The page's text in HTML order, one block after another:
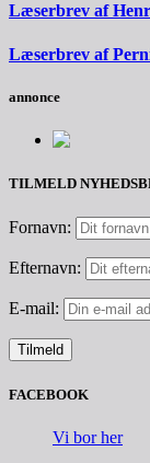
Læserbrev af
Læserbrev af
annonce
TILMELD
Fornavn:
Efternavn:
E-mail:
FACEBOOK
Vi bor her